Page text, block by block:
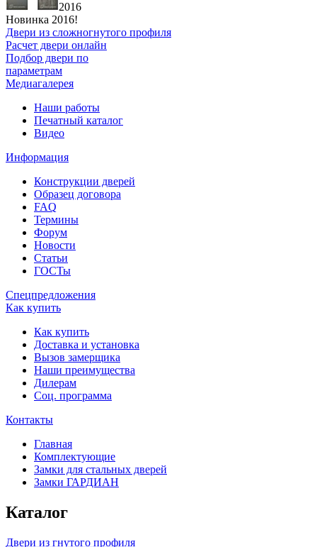
2016
Новинка 2016!
Двери из сложногнутого профиля
Расчет двери онлайн
Подбор двери по
параметрам
Медиагалерея
Наши работы
Печатный каталог
Видео
Информация
Конструкции дверей
Образец договора
FAQ
Термины
Форум
Новости
Статьи
ГОСТы
Спецпредложения
Как купить
Как купить
Доставка и установка
Вызов замерщика
Наши преимущества
Дилерам
Соц. программа
Контакты
Главная
Комплектующие
Замки для стальных дверей
Замки ГАРДИАН
Каталог
Двери из гнутого профиля